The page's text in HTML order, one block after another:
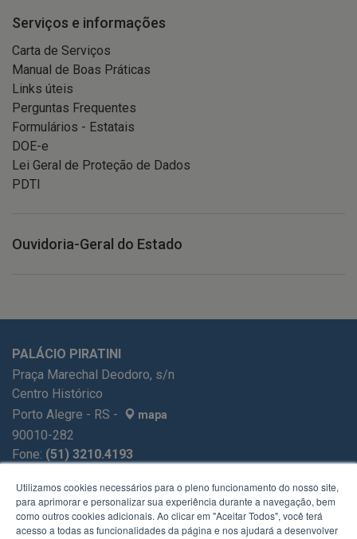
Serviços e informações
Carta de Serviços
Manual de Boas Práticas
Links úteis
Perguntas Frequentes
Formulários - Estatais
DOE-e
Lei Geral de Proteção de Dados
PDTI
Ouvidoria-Geral do Estado
PALÁCIO PIRATINI
Praça Marechal Deodoro, s/n
Centro Histórico
Porto Alegre - RS -
mapa
90010-282
Fone: (51) 3210.4193
Utilizamos cookies necessários para o pleno funcionamento do nosso site,
para aprimorar e personalizar sua experiência durante a navegação, bem
como outros cookies adicionais. Ao clicar em "Aceitar Todos", você terá
acesso a todas as funcionalidades da página e nos ajudará a desenvolver